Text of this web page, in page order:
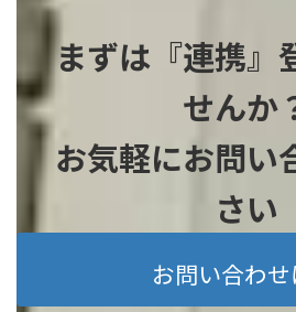
まずは『連携
せんか
お気軽にお問い
さい
お問い合わ